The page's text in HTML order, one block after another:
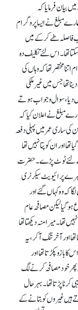
بیان فرمایا کہ
مبلغ نے ایسا پروگرام
فاصلہ طے کر کے میں
تھا۔ اس لئے تکلیف دہ
مختصر تھا کہ وہاں کی
تھا جس میں غیر ملکی
دیا، سوال و جواب ہوتے
مبلغ نے اعلان کیا کہ
ساری عمر میں پہلی دفعہ
اور ان کو پتا نہیں تھا
کے لئے ٹوٹ پڑے۔ حضرت
پرائیویٹ سیکرٹری
کہ وہ کہاں گئے اور
گیا لیکن مصافحہ عام
تھا۔ میرا منہ دیکھتا تھا
تھا اور آخر تنگ آ کر، یہ
بازو پکڑتا تھا اور
خود مصافحہ کرنے لگ
کرنا پڑتا تھا۔ بہرحال
ہیں غیروں کو بتانے کے